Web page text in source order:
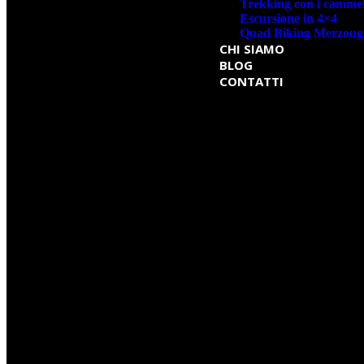
Trekking con i
Escursione in 4×4
Quad Biking
CHI SIAMO
BLOG
CONTATTI